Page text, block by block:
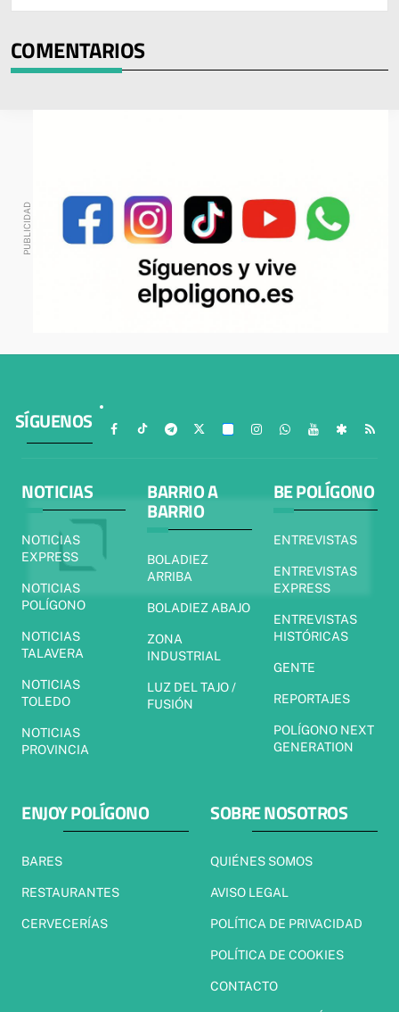
COMENTARIOS
SÍGUENOS
NOTICIAS
NOTICIAS
EXPRESS
NOTICIAS
POLÍGONO
NOTICIAS
TALAVERA
NOTICIAS
TOLEDO
NOTICIAS
PROVINCIA
BARRIO A
BARRIO
BOLADIEZ
ARRIBA
BOLADIEZ ABAJO
ZONA
INDUSTRIAL
LUZ DEL TAJO /
FUSIÓN
BE POLÍGONO
ENTREVISTAS
ENTREVISTAS
EXPRESS
ENTREVISTAS
HISTÓRICAS
GENTE
REPORTAJES
POLÍGONO NEXT
GENERATION
ENJOY POLÍGONO
BARES
RESTAURANTES
CERVECERÍAS
SOBRE NOSOTROS
QUIÉNES SOMOS
AVISO LEGAL
POLÍTICA DE PRIVACIDAD
POLÍTICA DE COOKIES
CONTACTO